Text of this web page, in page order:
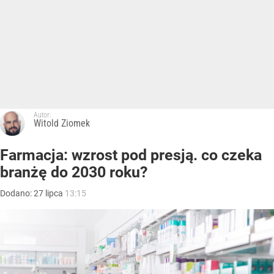
Autor:
Witold Ziomek
Farmacja: wzrost pod presją. co czeka
branżę do 2030 roku?
Dodano:27 lipca 13:15